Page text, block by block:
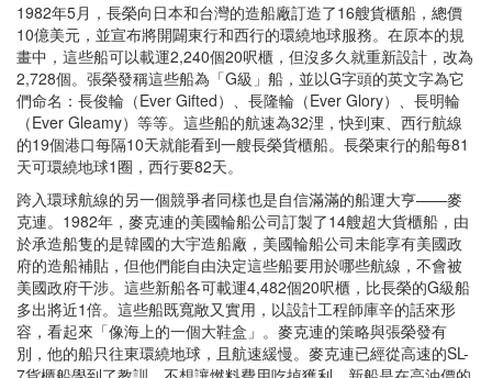
1982年5月，長榮向日本和台灣的造船廠訂造了16艘貨櫃船，總價
10億美元，並宣布將開闢東行和西行的環繞地球服務。在原本的規
畫中，這些船可以載運2,240個20呎櫃，但沒多久就重新設計，改為
2,728個。張榮發稱這些船為「G級」船，並以G字頭的英文字為它
們命名：長俊輪（Ever Gifted）、長隆輪（Ever Glory）、長明輪
（Ever Gleamy）等等。這些船的航速為32浬，快到東、西行航線
的19個港口每隔10天就能看到一艘長榮貨櫃船。長榮東行的船每81
天可環繞地球1圈，西行要82天。
跨入環球航線的另一個競爭者同樣也是自信滿滿的船運大亨——麥
克連。1982年，麥克連的美國輪船公司訂製了14艘超大貨櫃船，由
於承造船隻的是韓國的大宇造船廠，美國輪船公司未能享有美國政
府的造船補貼，但他們能自由決定這些船要用於哪些航線，不會被
美國政府干涉。這些新船各可載運4,482個20呎櫃，比長榮的G級船
多出將近1倍。這些船既寬敞又實用，以設計工程師庫辛的話來形
容，看起來「像海上的一個大鞋盒」。麥克連的策略與張榮發有
別，他的船只往東環繞地球，且航速緩慢。麥克連已經從高速的SL-